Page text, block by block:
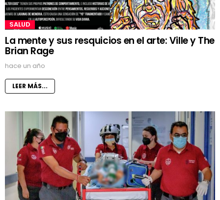
SALUD
La mente y sus resquicios en el arte: Ville y The
Brian Rage
hace un año
LEER MÁS...